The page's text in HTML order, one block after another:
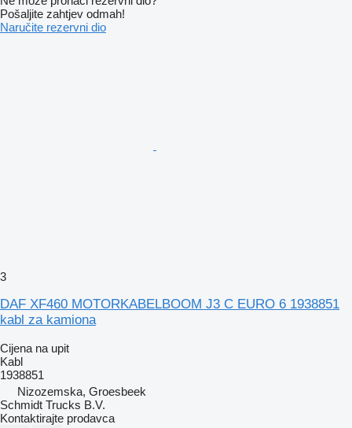
Pošaljite zahtjev odmah!
Naručite rezervni dio
3
DAF XF460 MOTORKABELBOOM J3 C EURO 6 1938851
kabl za kamiona
Cijena na upit
Kabl
1938851
Nizozemska, Groesbeek
Schmidt Trucks B.V.
Kontaktirajte prodavca